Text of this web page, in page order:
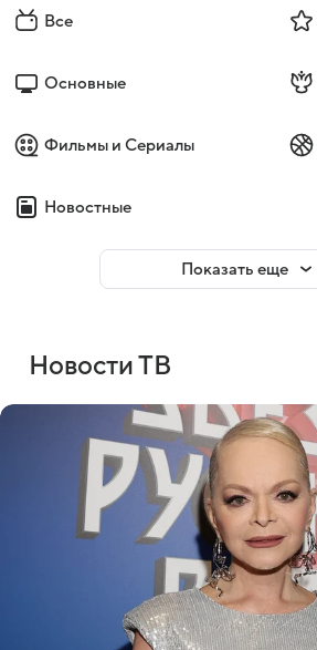
Все
Основные
Фильмы и Сериалы
Новостные
Показать еще
Новости ТВ